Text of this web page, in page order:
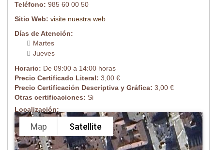
Teléfono: 985 60 00 50
Sitio Web: visite nuestra web
Días de Atención:
Martes
Jueves
Horario: De 09:00 a 14:00 horas
Precio Certificado Literal: 3,00 €
Precio Certificación Descriptiva y Gráfica: 3,00 €
Otras certificaciones: Si
Localización:
Map Satellite